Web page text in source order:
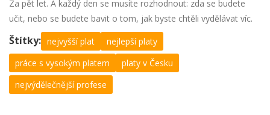
Za pět let. A každý den se musíte rozhodnout: zda se budete
učit, nebo se budete bavit o tom, jak byste chtěli vydělávat víc.
Štítky: nejvyšší plat
nejlepší platy
práce s vysokým platem
platy v Česku
nejvýdělečnější profese